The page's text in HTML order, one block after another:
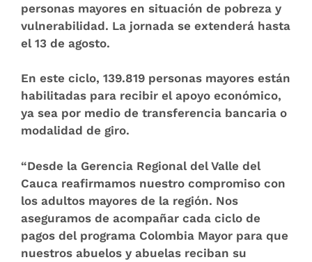
personas mayores en situación de pobreza y
vulnerabilidad. La jornada se extenderá hasta
el 13 de agosto.
En este ciclo, 139.819 personas mayores están
habilitadas para recibir el apoyo económico,
ya sea por medio de transferencia bancaria o
modalidad de giro.
“Desde la Gerencia Regional del Valle del
Cauca reafirmamos nuestro compromiso con
los adultos mayores de la región. Nos
aseguramos de acompañar cada ciclo de
pagos del programa Colombia Mayor para que
nuestros abuelos y abuelas reciban su